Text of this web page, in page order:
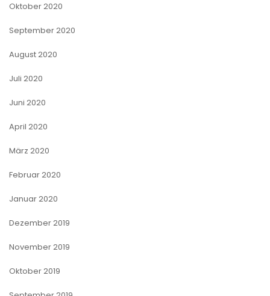
Oktober 2020
September 2020
August 2020
Juli 2020
Juni 2020
April 2020
März 2020
Februar 2020
Januar 2020
Dezember 2019
November 2019
Oktober 2019